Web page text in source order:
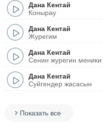
Дана Кентай
Конырау
Дана Кентай
Журегим
Дана Кентай
Сенин журегин меники
Дана Кентай
Суйгендер жасасын
Показать все